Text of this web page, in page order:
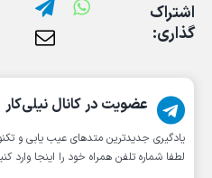
اشتراک
گذاری:
عضویت در کانال نیلی‌کار
یادگیری جدیدترین متد‌های عیب یابی‌ و
لطفا شماره تلفن همراه خود را اینجا وارد